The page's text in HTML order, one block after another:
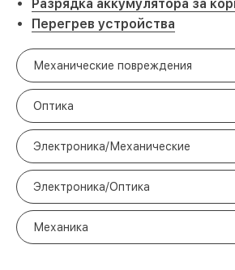
Разрядка аккумулятора за
Перегрев устройства
Механические повреждения
Оптика
Электроника/Механические
Электроника/Оптика
Механика